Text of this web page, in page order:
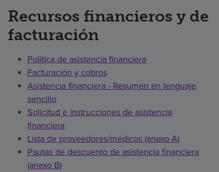
Recursos financieros y de
facturación
Política de asistencia financiera
Facturación y cobros
Asistencia financiera - Resumen en lenguaje
sencillo
Solicitud e instrucciones de asistencia
financiera
Lista de proveedores/médicos (anexo A)
Pautas de descuento de asistencia financiera
(anexo B)